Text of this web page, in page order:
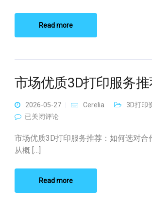
Read more
市场优质3D打印服务
2026-05-27 Cerelia
3D打印
市场优质3D打印服务推荐
已关闭评论
市场优质3D打印服务推荐：如何选对合
从概 […]
Read more